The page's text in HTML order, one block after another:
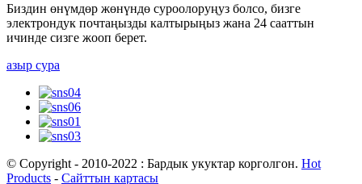
Биздин өнүмдөр жөнүндө суроолоруңуз болсо, бизге
электрондук почтаңызды калтырыңыз жана 24 сааттын
ичинде сизге жооп берет.
азыр сура
© Copyright - 2010-2022 : Бардык укуктар корголгон. Hot
Products - Сайттын картасы